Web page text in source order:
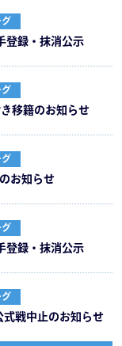
グ
録・抹消公示
グ
移籍のお知らせ
グ
お知らせ
グ
録・抹消公示
グ
式戦中⽌のお知らせ